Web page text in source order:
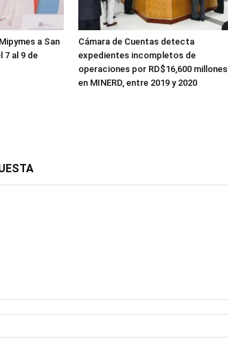
a San
7 al 9 de
Cámara de Cuentas detecta
expedientes incompletos de
operaciones por RD$16,600 millones
en MINERD, entre 2019 y 2020